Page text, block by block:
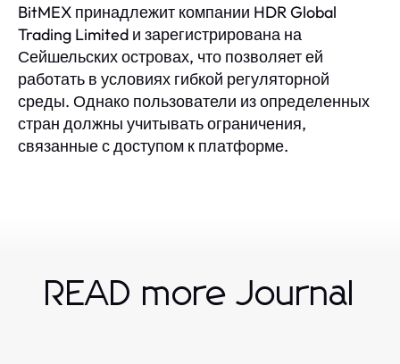
BitMEX принадлежит компании HDR Global
Trading Limited и зарегистрирована на
Сейшельских островах, что позволяет ей
работать в условиях гибкой регуляторной
среды. Однако пользователи из определенных
стран должны учитывать ограничения,
связанные с доступом к платформе.
READ more Journal